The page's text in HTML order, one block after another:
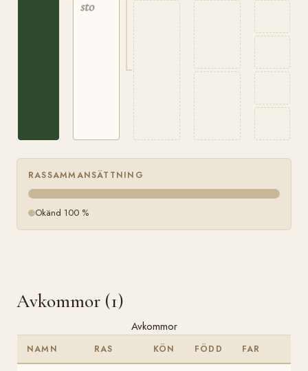
sto
RASSAMMANSÄTTNING
Okänd 100 %
Avkommor (1)
Avkommor
NAMN RAS KÖN FÖDD FAR